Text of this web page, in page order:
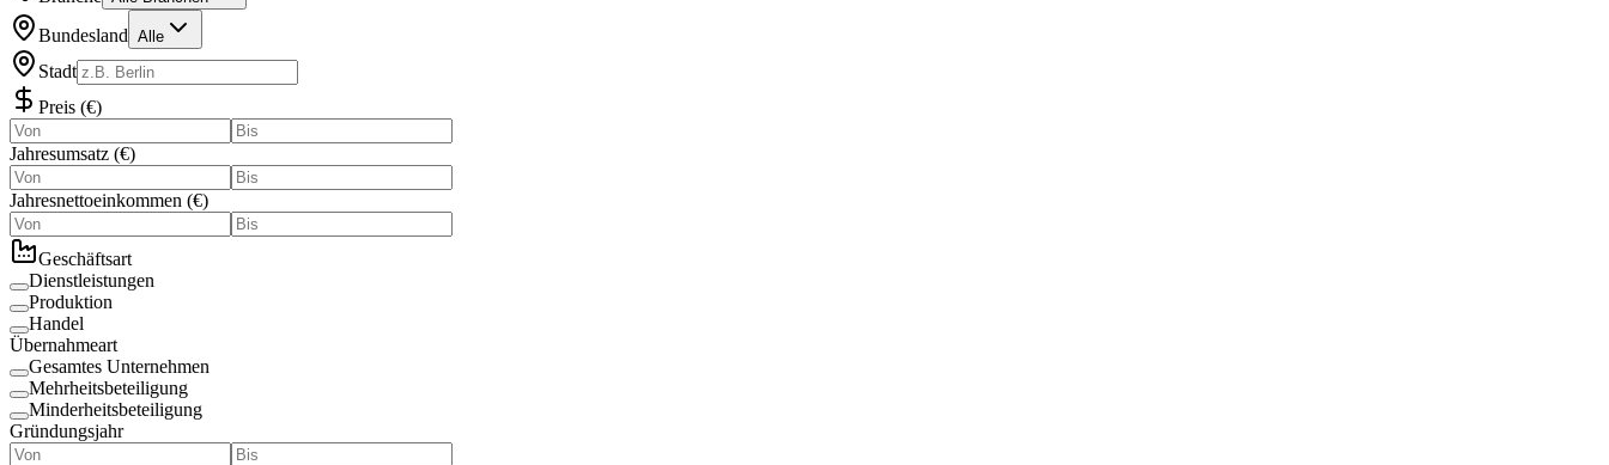
Bundesland Alle
Stadt
Preis (€)
Jahresumsatz (€)
Jahresnettoeinkommen (€)
Geschäftsart
Dienstleistungen
Produktion
Handel
Übernahmeart
Gesamtes Unternehmen
Mehrheitsbeteiligung
Minderheitsbeteiligung
Gründungsjahr